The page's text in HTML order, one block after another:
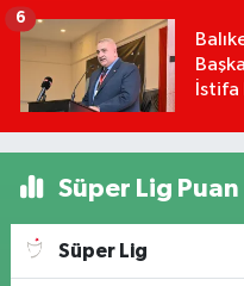
6
Süper Lig
Süper Lig